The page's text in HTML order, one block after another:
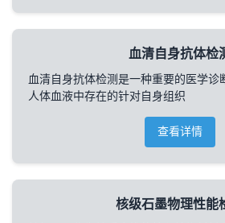
血清自身抗体检
血清自身抗体检测是一种重要的医学诊
人体血液中存在的针对自身组织
查看详情
核级石墨物理性能